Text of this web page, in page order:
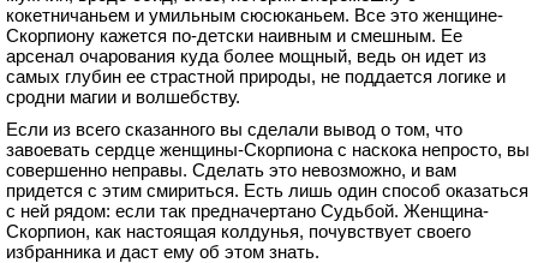
кокетничаньем и умильным сюсюканьем. Все это женщине-
Скорпиону кажется по-детски наивным и смешным. Ее
арсенал очарования куда более мощный, ведь он идет из
самых глубин ее страстной природы, не поддается логике и
сродни магии и волшебству.
Если из всего сказанного вы сделали вывод о том, что
завоевать сердце женщины-Скорпиона с наскока непросто, вы
совершенно неправы. Сделать это невозможно, и вам
придется с этим смириться. Есть лишь один способ оказаться
с ней рядом: если так предначертано Судьбой. Женщина-
Скорпион, как настоящая колдунья, почувствует своего
избранника и даст ему об этом знать.